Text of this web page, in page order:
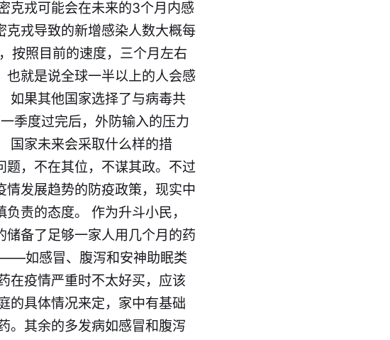
克戎可能会在未来的3个月内感
戎导致的新增感染人数大概每
按照目前的速度，三个月左右
就是说全球一半以上的人会感
如果其他国家选择了与病毒共
季度过完后，外防输入的压力
国家未来会采取什么样的措
，不在其位，不谋其政。不过
发展趋势的防疫政策，现实中
责的态度。 作为升斗小民，​
备了足够一家人用几个月的药
如感冒、腹泻和安神助眠类
在疫情严重时不太好买，应该
的具体情况来定，家中有基础
。其余的多发病如感冒和腹泻